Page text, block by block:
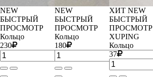
NEW
БЫСТРЫЙ
ПРОСМОТР
Кольцо
230
NEW
БЫСТРЫЙ
ПРОСМОТР
Кольцо
180
ХИТ NEW
БЫСТРЫЙ
ПРОСМОТР
XUPING
Кольцо
37